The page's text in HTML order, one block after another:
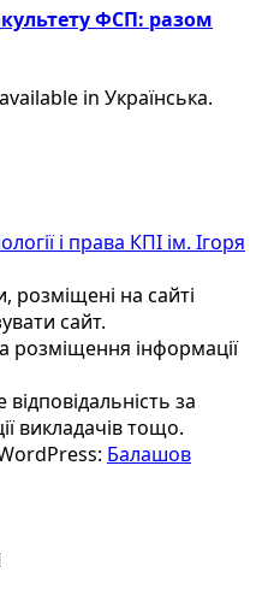
ФСП: разом
in Українська.
і права КПІ ім. Ігоря
розміщені на сайті
сайт.
інформації
за
викладачів тощо.
Балашов